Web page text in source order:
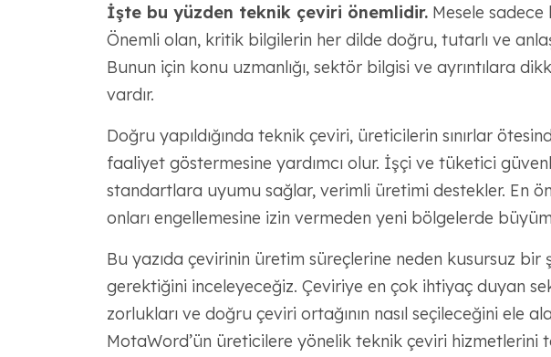
İşte bu yüzden teknik çeviri önemlidir.Mesele sadece
Önemli olan, kritik bilgilerin her dilde doğru, tutarlı ve
Bunun için konu uzmanlığı, sektör bilgisi ve ayrıntılara
vardır.
Doğru yapıldığında teknik çeviri, üreticilerin sınırlar
faaliyet göstermesine yardımcı olur. İşçi ve tüketici
standartlara uyumu sağlar, verimli üretimi destekler. En
onları engellemesine izin vermeden yeni bölgelerde
Bu yazıda çevirinin üretim süreçlerine neden kusursuz bir
gerektiğini inceleyeceğiz. Çeviriye en çok ihtiyaç duyan
zorlukları ve doğru çeviri ortağının nasıl seçileceğini ele
MotaWord’ün üreticilere yönelik teknik çeviri hizmetlerini